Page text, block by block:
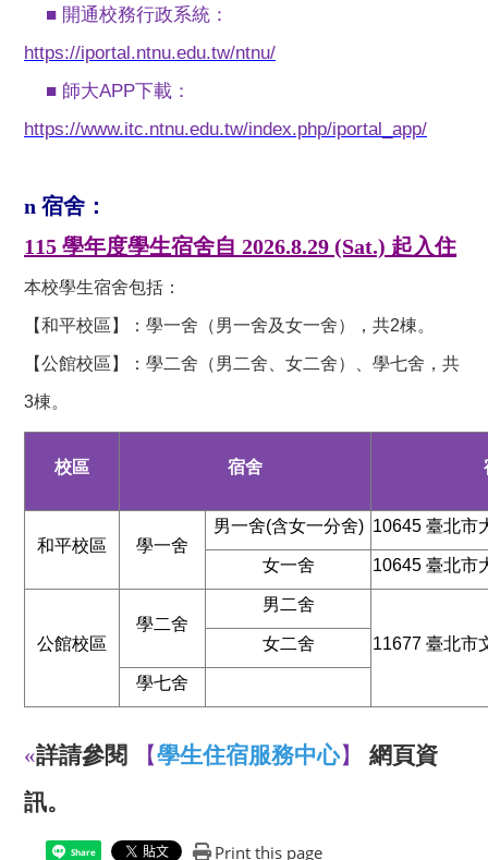
■ 開通校務行政系統：
https://iportal.ntnu.edu.tw/ntnu/
■ 師大APP下載：
https://www.itc.ntnu.edu.tw/index.php/iportal_app/
n 宿舍：
115 學年度學生宿舍自 2026.8.29 (Sat.) 起入住
本校學生宿舍包括：
【和平校區 】 ：學一舍（男一舍及女一舍），共2棟。
【公館校區 】 ：學二舍（男二舍、女二舍）、學七舍，共
3棟。
校區 宿舍
和平校區 學一舍
男一舍(含女一分舍) 10645 臺北市
女一舍 10645 臺北市
公館校區
學二舍
男二舍
11677 臺北市
女二舍
學七舍
«詳請參閱 【學生住宿服務中心】 網頁資
訊。
Share Print this page